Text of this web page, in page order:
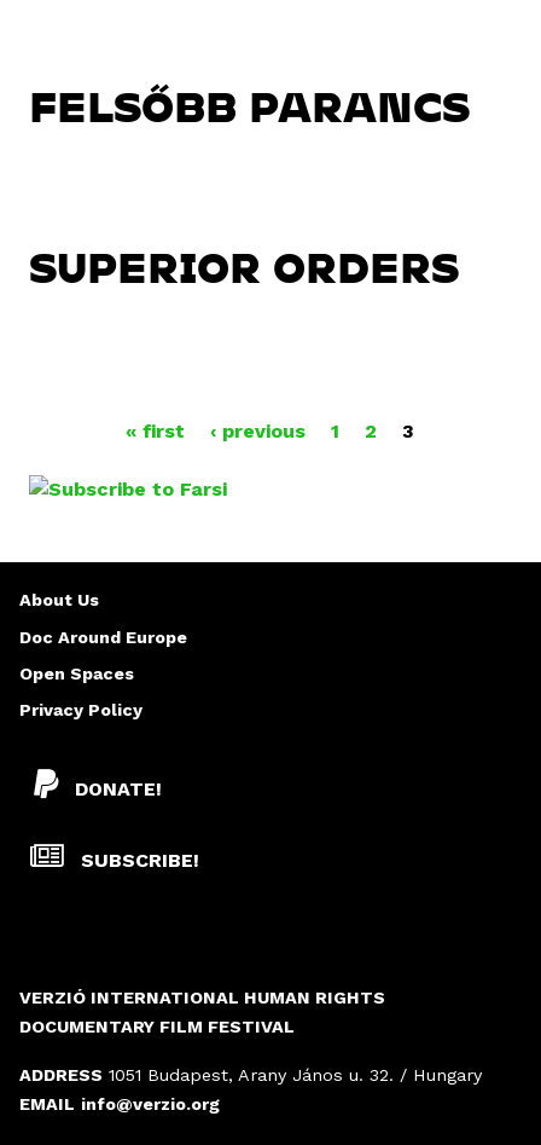
FELSŐBB PARANCS
SUPERIOR ORDERS
A
E
S
« first ‹ previous 1 2 3
VERZIÓ INTERNATIONAL HUMAN RIGHTS
DOCUMENTARY FILM FESTIVAL
ADDRESS 1051 Budapest, Arany János u. 32. / Hungary
EMAIL info@verzio.org
DONATE!
SUBSCRIBE!
About Us
Doc Around Europe
Open Spaces
Privacy Policy